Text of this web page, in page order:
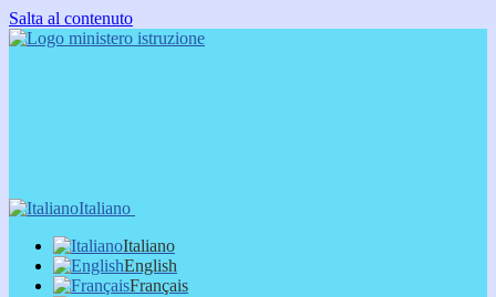
Salta al contenuto
Italiano
Italiano
English
Français